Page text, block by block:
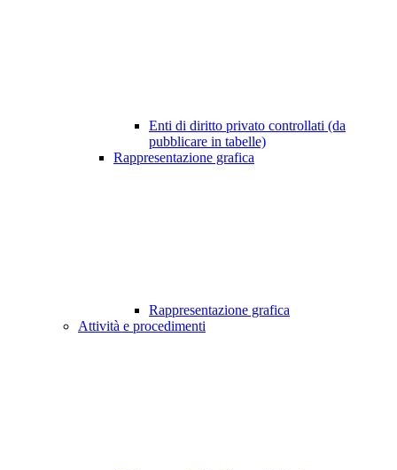
Enti di diritto privato controllati (da
pubblicare in tabelle)
Rappresentazione grafica
Rappresentazione grafica
Attività e procedimenti